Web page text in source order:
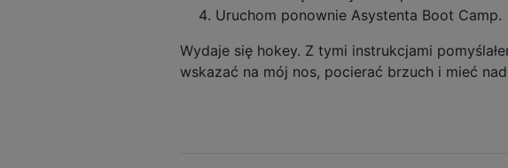
Uruchom ponownie Asystenta Boot Camp.
Wydaje się hokey. Z tymi instrukcjami
wskazać na mój nos, pocierać brzuch i mieć